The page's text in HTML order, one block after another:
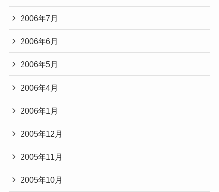
2006年7月
2006年6月
2006年5月
2006年4月
2006年1月
2005年12月
2005年11月
2005年10月